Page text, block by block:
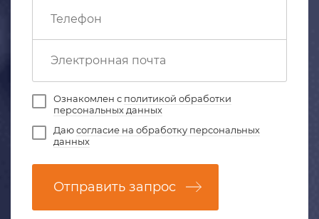
Ознакомлен с политикой обработки
персональных данных
Даюсогласие на обработку персональных
данных
Отправить запрос